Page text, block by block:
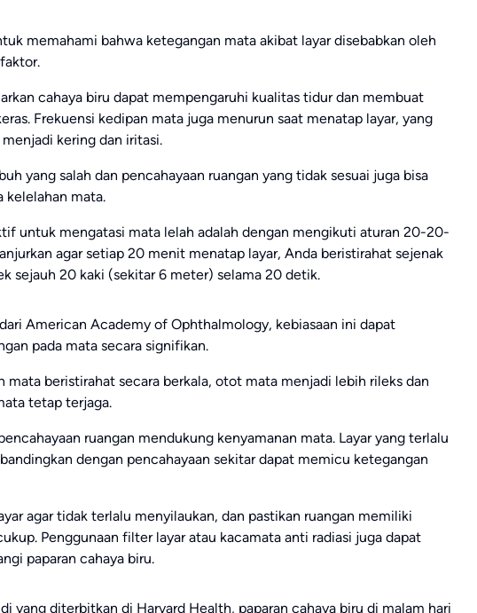
memahami bahwa ketegangan mata akibat layar disebabkan oleh
cahaya biru dapat mempengaruhi kualitas tidur dan membuat
Frekuensi kedipan mata juga menurun saat menatap layar, yang
kering dan iritasi.
yang salah dan pencahayaan ruangan yang tidak sesuai juga bisa
kelelahan mata.
untuk mengatasi mata lelah adalah dengan mengikuti aturan 20-20-
agar setiap 20 menit menatap layar, Anda beristirahat sejenak
sejauh 20 kaki (sekitar 6 meter) selama 20 detik.
American Academy of Ophthalmology, kebiasaan ini dapat
pada mata secara signifikan.
mata beristirahat secara berkala, otot mata menjadi lebih rileks dan
tetap terjaga.
ruangan mendukung kenyamanan mata. Layar yang terlalu
dengan pencahayaan sekitar dapat memicu ketegangan
agar tidak terlalu menyilaukan, dan pastikan ruangan memiliki
Penggunaan filter layar atau kacamata anti radiasi juga dapat
paparan cahaya biru.
yang diterbitkan di Harvard Health, paparan cahaya biru di malam hari